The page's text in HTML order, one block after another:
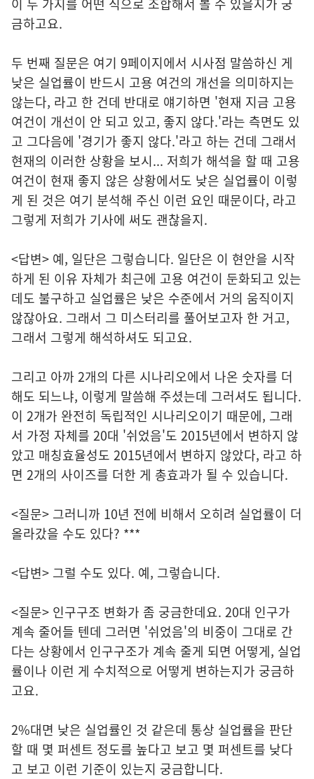
금하고요.
두 번째 질문은 여기 9페이지에서 시사점 말씀하신 게
낮은 실업률이 반드시 고용 여건의 개선을 의미하지는
않는다, 라고 한 건데 반대로 얘기하면 '현재 지금 고용
여건이 개선이 안 되고 있고, 좋지 않다.'라는 측면도 있
고 그다음에 '경기가 좋지 않다.'라고 하는 건데 그래서
현재의 이러한 상황을 보시... 저희가 해석을 할 때 고용
여건이 현재 좋지 않은 상황에서도 낮은 실업률이 이렇
게 된 것은 여기 분석해 주신 이런 요인 때문이다, 라고
그렇게 저희가 기사에 써도 괜찮을지.
<답변> 예, 일단은 그렇습니다. 일단은 이 현안을 시작
하게 된 이유 자체가 최근에 고용 여건이 둔화되고 있는
데도 불구하고 실업률은 낮은 수준에서 거의 움직이지
않잖아요. 그래서 그 미스터리를 풀어보고자 한 거고,
그래서 그렇게 해석하셔도 되고요.
그리고 아까 2개의 다른 시나리오에서 나온 숫자를 더
해도 되느냐, 이렇게 말씀해 주셨는데 그러셔도 됩니다.
이 2개가 완전히 독립적인 시나리오이기 때문에, 그래
서 가정 자체를 20대 '쉬었음'도 2015년에서 변하지 않
았고 매칭효율성도 2015년에서 변하지 않았다, 라고 하
면 2개의 사이즈를 더한 게 총효과가 될 수 있습니다.
<질문> 그러니까 10년 전에 비해서 오히려 실업률이 더
올라갔을 수도 있다? ***
<답변> 그럴 수도 있다. 예, 그렇습니다.
<질문> 인구구조 변화가 좀 궁금한데요. 20대 인구가
계속 줄어들 텐데 그러면 '쉬었음'의 비중이 그대로 간
다는 상황에서 인구구조가 계속 줄게 되면 어떻게, 실업
률이나 이런 게 수치적으로 어떻게 변하는지가 궁금하
고요.
2%대면 낮은 실업률인 것 같은데 통상 실업률을 판단
할 때 몇 퍼센트 정도를 높다고 보고 몇 퍼센트를 낮다
고 보고 이런 기준이 있는지 궁금합니다.